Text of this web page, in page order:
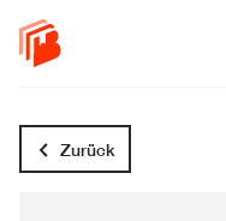
Zurück